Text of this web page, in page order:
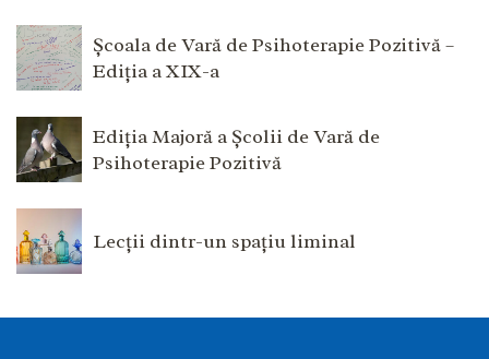
Școala de Vară de Psihoterapie Pozitivă –
Ediția a XIX-a
Ediția Majoră a Școlii de Vară de
Psihoterapie Pozitivă
Lecții dintr-un spațiu liminal